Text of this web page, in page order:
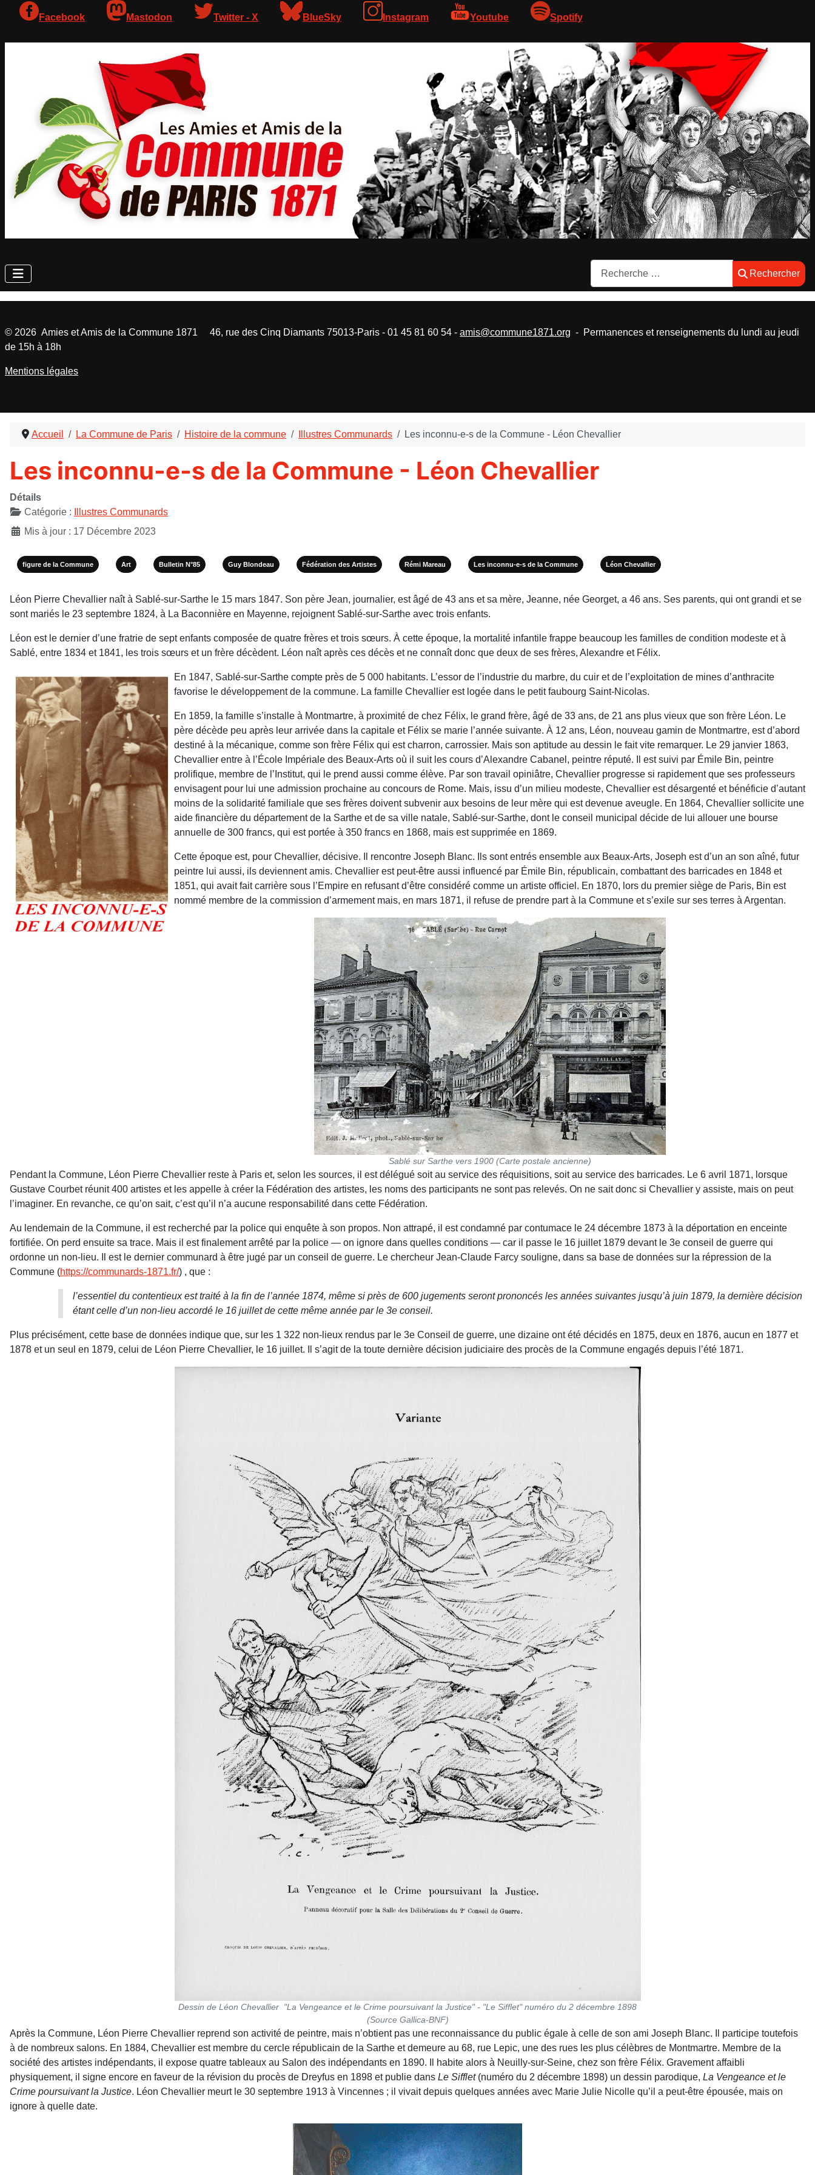
Facebook Mastodon Twitter - X BlueSky Instagram Youtube Spotify
Rechercher
Rechercher
Accueil La Commune de Paris Histoire de la commune Illustres Communards Les inconnu-e-s de la Commune - Léon Chevallier
Les inconnu-e-s de la Commune - Léon Chevallier
Détails
Catégorie :
Illustres Communards
Mis à jour : 17 Décembre 2023
figure de la Commune Art Bulletin N°85 Guy Blondeau Fédération des Artistes Rémi Mareau Les inconnu-e-s de la Commune Léon Chevallier
Léon Pierre Chevallier naît à Sablé-sur-Sarthe le 15 mars 1847. Son père Jean, journalier, est âgé de 43 ans et sa mère, Jeanne, née Georget, a 46 ans. Ses parents, qui ont grandi et se
sont mariés le 23 septembre 1824, à La Baconnière en Mayenne, rejoignent Sablé-sur-Sarthe avec trois enfants.
Léon est le dernier d’une fratrie de sept enfants composée de quatre frères et trois sœurs. À cette époque, la mortalité infantile frappe beaucoup les familles de condition modeste et à
Sablé, entre 1834 et 1841, les trois sœurs et un frère décèdent. Léon naît après ces décès et ne connaît donc que deux de ses frères, Alexandre et Félix.
En 1847, Sablé-sur-Sarthe compte près de 5 000 habitants. L’essor de l’industrie du marbre, du cuir et de l’exploitation de mines d’anthracite
favorise le développement de la commune. La famille Chevallier est logée dans le petit faubourg Saint-Nicolas.
En 1859, la famille s’installe à Montmartre, à proximité de chez Félix, le grand frère, âgé de 33 ans, de 21 ans plus vieux que son frère Léon. Le
père décède peu après leur arrivée dans la capitale et Félix se marie l’année suivante. À 12 ans, Léon, nouveau gamin de Montmartre, est d’abord
destiné à la mécanique, comme son frère Félix qui est charron, carrossier. Mais son aptitude au dessin le fait vite remarquer. Le 29 janvier 1863,
Chevallier entre à l’École Impériale des Beaux-Arts où il suit les cours d’Alexandre Cabanel, peintre réputé. Il est suivi par Émile Bin, peintre
prolifique, membre de l’Institut, qui le prend aussi comme élève. Par son travail opiniâtre, Chevallier progresse si rapidement que ses professeurs
envisagent pour lui une admission prochaine au concours de Rome. Mais, issu d’un milieu modeste, Chevallier est désargenté et bénéficie d’autant
moins de la solidarité familiale que ses frères doivent subvenir aux besoins de leur mère qui est devenue aveugle. En 1864, Chevallier sollicite une
aide financière du département de la Sarthe et de sa ville natale, Sablé-sur-Sarthe, dont le conseil municipal décide de lui allouer une bourse
annuelle de 300 francs, qui est portée à 350 francs en 1868, mais est supprimée en 1869.
Cette époque est, pour Chevallier, décisive. Il rencontre Joseph Blanc. Ils sont entrés ensemble aux Beaux-Arts, Joseph est d’un an son aîné, futur
peintre lui aussi, ils deviennent amis. Chevallier est peut-être aussi influencé par Émile Bin, républicain, combattant des barricades en 1848 et
1851, qui avait fait carrière sous l’Empire en refusant d’être considéré comme un artiste officiel. En 1870, lors du premier siège de Paris, Bin est
nommé membre de la commission d’armement mais, en mars 1871, il refuse de prendre part à la Commune et s’exile sur ses terres à Argentan.
Sablé sur Sarthe vers 1900 (Carte postale ancienne)
Pendant la Commune, Léon Pierre Chevallier reste à Paris et, selon les sources, il est délégué soit au service des réquisitions, soit au service des barricades. Le 6 avril 1871, lorsque
Gustave Courbet réunit 400 artistes et les appelle à créer la Fédération des artistes, les noms des participants ne sont pas relevés. On ne sait donc si Chevallier y assiste, mais on peut
l’imaginer. En revanche, ce qu’on sait, c’est qu’il n’a aucune responsabilité dans cette Fédération.
Au lendemain de la Commune, il est recherché par la police qui enquête à son propos. Non attrapé, il est condamné par contumace le 24 décembre 1873 à la déportation en enceinte
fortifiée. On perd ensuite sa trace. Mais il est finalement arrêté par la police — on ignore dans quelles conditions — car il passe le 16 juillet 1879 devant le 3e conseil de guerre qui
ordonne un non-lieu. Il est le dernier communard à être jugé par un conseil de guerre. Le chercheur Jean-Claude Farcy souligne, dans sa base de données sur la répression de la
Commune (https://communards-1871.fr/) , que :
l’essentiel du contentieux est traité à la fin de l’année 1874, même si près de 600 jugements seront prononcés les années suivantes jusqu’à juin 1879, la dernière décision
étant celle d’un non-lieu accordé le 16 juillet de cette même année par le 3e conseil.
Plus précisément, cette base de données indique que, sur les 1 322 non-lieux rendus par le 3e Conseil de guerre, une dizaine ont été décidés en 1875, deux en 1876, aucun en 1877 et
1878 et un seul en 1879, celui de Léon Pierre Chevallier, le 16 juillet. Il s’agit de la toute dernière décision judiciaire des procès de la Commune engagés depuis l’été 1871.
Dessin de Léon Chevallier "La Vengeance et le Crime poursuivant la Justice" - "Le Sifflet" numéro du 2 décembre 1898
(Source Gallica-BNF)
Après la Commune, Léon Pierre Chevallier reprend son activité de peintre, mais n’obtient pas une reconnaissance du public égale à celle de son ami Joseph Blanc. Il participe toutefois
à de nombreux salons. En 1884, Chevallier est membre du cercle républicain de la Sarthe et demeure au 68, rue Lepic, une des rues les plus célèbres de Montmartre. Membre de la
société des artistes indépendants, il expose quatre tableaux au Salon des indépendants en 1890. Il habite alors à Neuilly-sur-Seine, chez son frère Félix. Gravement affaibli
physiquement, il signe encore en faveur de la révision du procès de Dreyfus en 1898 et publie dans Le Sifflet(numéro du 2 décembre 1898) un dessin parodique, La Vengeance et le
Crime poursuivant la Justice. Léon Chevallier meurt le 30 septembre 1913 à Vincennes ; il vivait depuis quelques années avec Marie Julie Nicolle qu’il a peut-être épousée, mais on
ignore à quelle date.
© 2026 Amies et Amis de la Commune 1871 46, rue des Cinq Diamants 75013-Paris - 01 45 81 60 54 - amis@commune1871.org - Permanences et renseignements du lundi au jeudi
de 15h à 18h
Mentions légales